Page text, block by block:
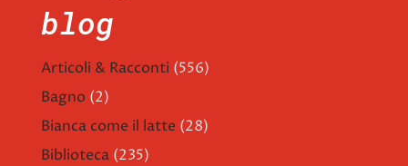
blog
Articoli & Racconti (556)
Bagno (2)
Bianca come il latte (28)
Biblioteca (235)